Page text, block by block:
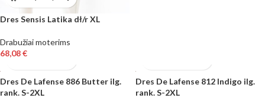
Dres Sensis Latika dł/r XL
Drabužiai moterims
68,08€
Dres De Lafense 886 Butter ilg.
rank. S-2XL
Dres De Lafense 812 Indigo ilg.
rank. S-2XL